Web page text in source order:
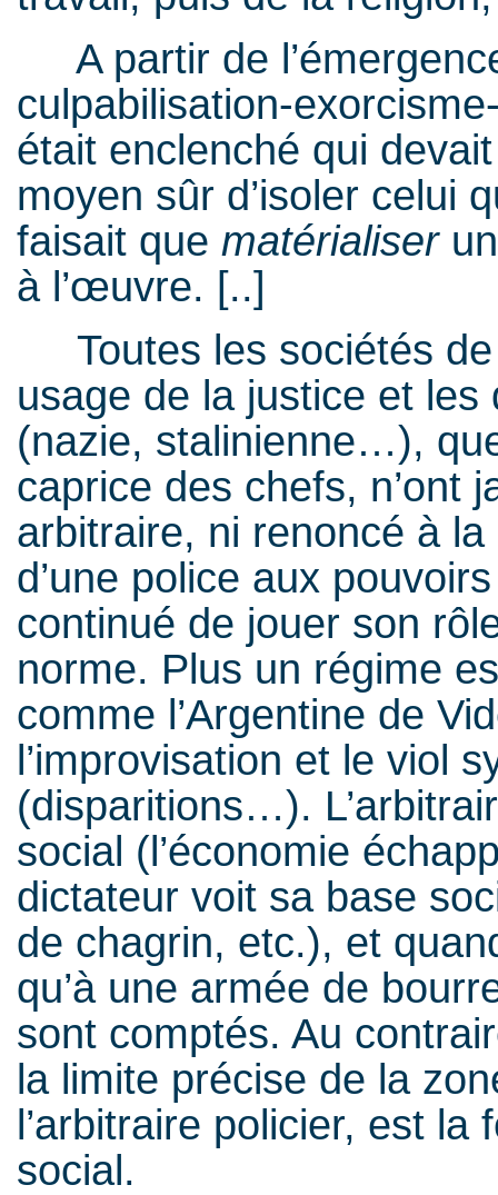
A partir de
culpabilisation-
était enclenché qui
moyen sûr d’isoler celui
faisait que matérialiser
à l’œuvre. [..]
Toutes les sociétés de
usage de la justice et
(nazie, stalinienne…),
caprice des chefs, n’ont
arbitraire, ni renoncé à
d’une police aux
continué de jouer son
norme. Plus un régime
comme l’Argentine de
l’improvisation et le viol
(disparitions…).
social (l’économie
dictateur voit sa base
de chagrin, etc.), et
qu’à une armée de
sont comptés. Au
la limite précise de la
l’arbitraire policier, est la
social.